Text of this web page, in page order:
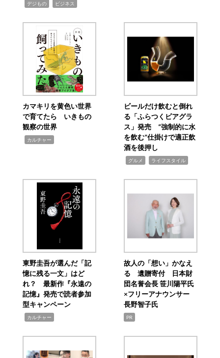
デジもの ビジネス
カマキリを黄色い世界
で育てたら いきもの
観察の世界
カルチャー
ビールだけ飲むと倒れ
る「ふらつくビアグラ
ス」発売 “強制的に水
を飲む”仕掛けで適正飲
酒を後押し
グルメ ライフスタイル
東野圭吾が選んだ「記
憶に残る一文」はど
れ？ 最新作『永遠の
記憶』発売で読者参加
型キャンペーン
カルチャー
故人の「想い」かなえ
る 遺贈寄付 日本財
団名誉会長 笹川陽平氏
×フリーアナウンサー
長野智子氏
PR